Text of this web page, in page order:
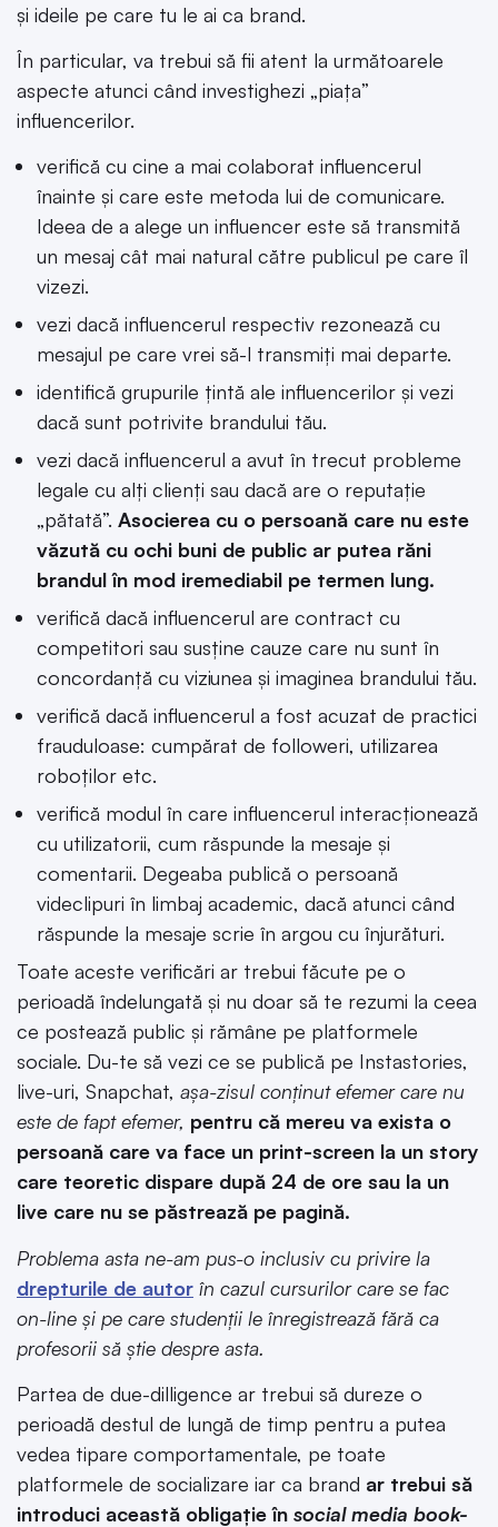
și ideile pe care tu le ai ca brand.
În particular, va trebui să fii atent la următoarele
aspecte atunci când investighezi „piața”
influencerilor.
verifică cu cine a mai colaborat influencerul
înainte și care este metoda lui de comunicare.
Ideea de a alege un influencer este să transmită
un mesaj cât mai natural către publicul pe care îl
vizezi.
vezi dacă influencerul respectiv rezonează cu
mesajul pe care vrei să-l transmiți mai departe.
identifică grupurile țintă ale influencerilor și vezi
dacă sunt potrivite brandului tău.
vezi dacă influencerul a avut în trecut probleme
legale cu alți clienți sau dacă are o reputație
„pătată”. Asocierea cu o persoană care nu este
văzută cu ochi buni de public ar putea răni
brandul în mod iremediabil pe termen lung.
verifică dacă influencerul are contract cu
competitori sau susține cauze care nu sunt în
concordanță cu viziunea și imaginea brandului tău.
verifică dacă influencerul a fost acuzat de practici
frauduloase: cumpărat de followeri, utilizarea
roboților etc.
verifică modul în care influencerul interacționează
cu utilizatorii, cum răspunde la mesaje și
comentarii. Degeaba publică o persoană
videclipuri în limbaj academic, dacă atunci când
răspunde la mesaje scrie în argou cu înjurături.
Toate aceste verificări ar trebui făcute pe o
perioadă îndelungată și nu doar să te rezumi la ceea
ce postează public și rămâne pe platformele
sociale. Du-te să vezi ce se publică pe Instastories,
live-uri, Snapchat, așa-zisul conținut efemer care nu
este de fapt efemer, pentru că mereu va exista o
persoană care va face un print-screen la un story
care teoretic dispare după 24 de ore sau la un
live care nu se păstrează pe pagină.
Problema asta ne-am pus-o inclusiv cu privire la
drepturile de autor în cazul cursurilor care se fac
on-line și pe care studenții le înregistrează fără ca
profesorii să știe despre asta.
Partea de due-dilligence ar trebui să dureze o
perioadă destul de lungă de timp pentru a putea
vedea tipare comportamentale, pe toate
platformele de socializare iar ca brand ar trebui să
introduci această obligație în social media book-